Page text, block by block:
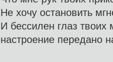
Не хочу остановить
И бессилен глаз
настроение передано